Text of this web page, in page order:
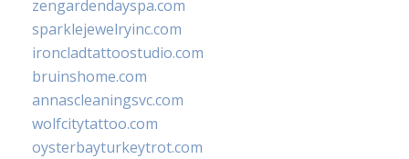
zengardendayspa.com
sparklejewelryinc.com
ironcladtattoostudio.com
bruinshome.com
annascleaningsvc.com
wolfcitytattoo.com
oysterbayturkeytrot.com